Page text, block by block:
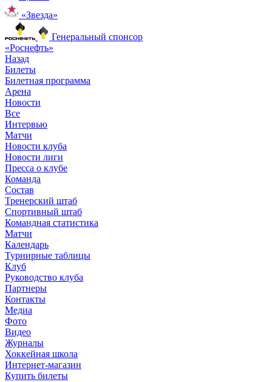
«Звезда»
Генеральный спонсор
«Роснефть»
Назад
Билеты
Билетная программа
Арена
Новости
Все
Интервью
Матчи
Новости клуба
Новости лиги
Пресса о клубе
Команда
Состав
Тренерский штаб
Спортивный штаб
Командная статистика
Матчи
Календарь
Турнирные таблицы
Клуб
Руководство клуба
Партнеры
Контакты
Медиа
Фото
Видео
Журналы
Хоккейная школа
Интернет-магазин
Купить билеты